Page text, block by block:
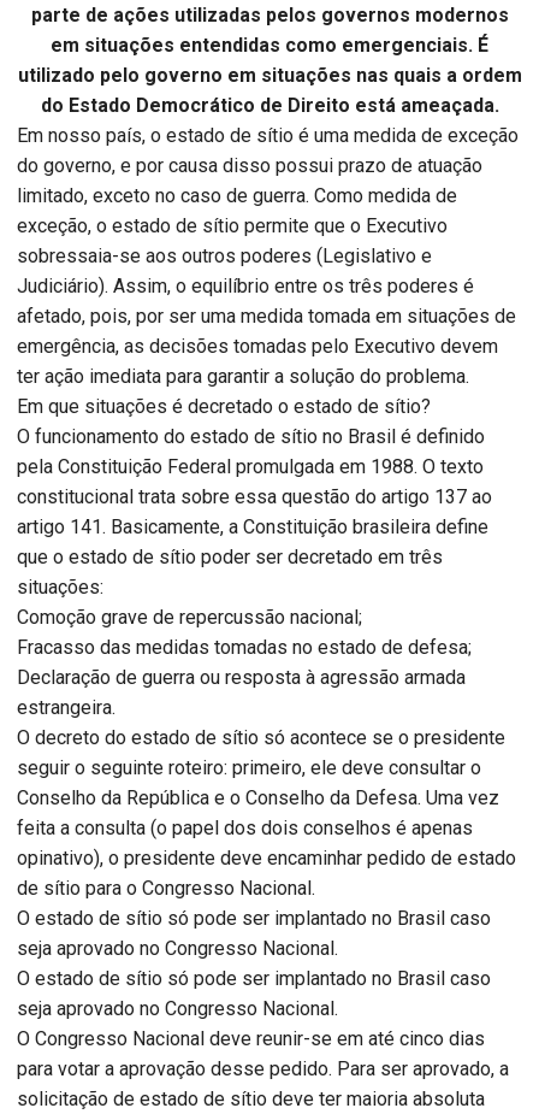
parte de ações utilizadas pelos governos modernos
em situações entendidas como emergenciais. É
utilizado pelo governo em situações nas quais a ordem
do Estado Democrático de Direito está ameaçada.
Em nosso país, o estado de sítio é uma medida de exceção
do governo, e por causa disso possui prazo de atuação
limitado, exceto no caso de guerra. Como medida de
exceção, o estado de sítio permite que o Executivo
sobressaia-se aos outros poderes (Legislativo e
Judiciário). Assim, o equilíbrio entre os três poderes é
afetado, pois, por ser uma medida tomada em situações de
emergência, as decisões tomadas pelo Executivo devem
ter ação imediata para garantir a solução do problema.
Em que situações é decretado o estado de sítio?
O funcionamento do estado de sítio no Brasil é definido
pela Constituição Federal promulgada em 1988. O texto
constitucional trata sobre essa questão do artigo 137 ao
artigo 141. Basicamente, a Constituição brasileira define
que o estado de sítio poder ser decretado em três
situações:
Comoção grave de repercussão nacional;
Fracasso das medidas tomadas no estado de defesa;
Declaração de guerra ou resposta à agressão armada
estrangeira.
O decreto do estado de sítio só acontece se o presidente
seguir o seguinte roteiro: primeiro, ele deve consultar o
Conselho da República e o Conselho da Defesa. Uma vez
feita a consulta (o papel dos dois conselhos é apenas
opinativo), o presidente deve encaminhar pedido de estado
de sítio para o Congresso Nacional.
O estado de sítio só pode ser implantado no Brasil caso
seja aprovado no Congresso Nacional.
O estado de sítio só pode ser implantado no Brasil caso
seja aprovado no Congresso Nacional.
O Congresso Nacional deve reunir-se em até cinco dias
para votar a aprovação desse pedido. Para ser aprovado, a
solicitação de estado de sítio deve ter maioria absoluta